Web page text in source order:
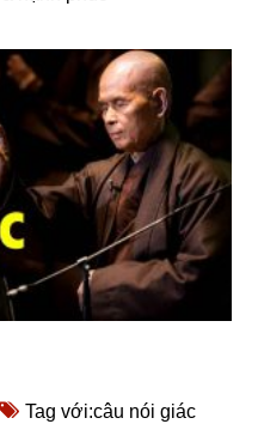
Tag với:câu nói giác